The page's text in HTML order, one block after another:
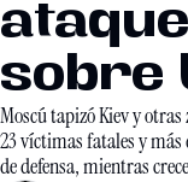
sobre
Moscú tapizó Kiev y
23 víctimas fatales y más
de defensa, mientras